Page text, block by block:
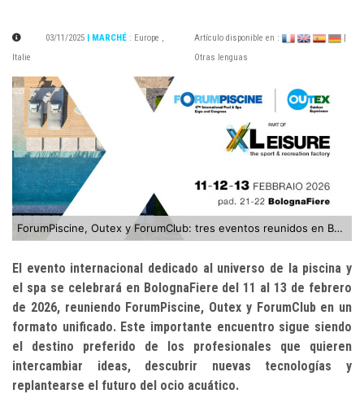
03/11/2025 | MARCHÉ : Europe ,
Italie
Artículo disponible en :
Otras lenguas
ForumPiscine, Outex y ForumClub: tres eventos reunidos en Bolonia
El evento internacional dedicado al universo de la piscina y
el spa se celebrará en BolognaFiere del 11 al 13 de febrero
de 2026, reuniendo ForumPiscine, Outex y ForumClub en un
formato unificado. Este importante encuentro sigue siendo
el destino preferido de los profesionales que quieren
intercambiar ideas, descubrir nuevas tecnologías y
replantearse el futuro del ocio acuático.